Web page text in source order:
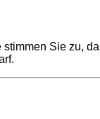
stimmen Sie zu,